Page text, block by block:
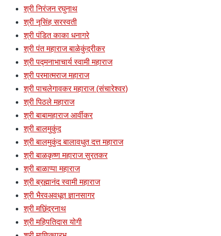
श्री निरंजन रघुनाथ
श्री नृसिंह सरस्वती
श्री पंडित काका धनागरे
श्री पंत महाराज बाळेकुंद्रीकर
श्री पद्मनाभाचार्य स्वामी महाराज
श्री परमात्मराज महाराज
श्री पाचलेगावकर महाराज (संचारेश्वर)
श्री पिठले महाराज
श्री बाबामहाराज आर्वीकर
श्री बालमुकुंद
श्री बालमुकुंद बालावधुत दत्त महाराज
श्री बाळकृष्ण महाराज सुरतकर
श्री बाळाप्पा महाराज
श्री ब्रह्मानंद स्वामी महाराज
श्री भैरवअवधूत ज्ञानसागर
श्री मछिंद्रनाथ
श्री महिपतिदास योगी